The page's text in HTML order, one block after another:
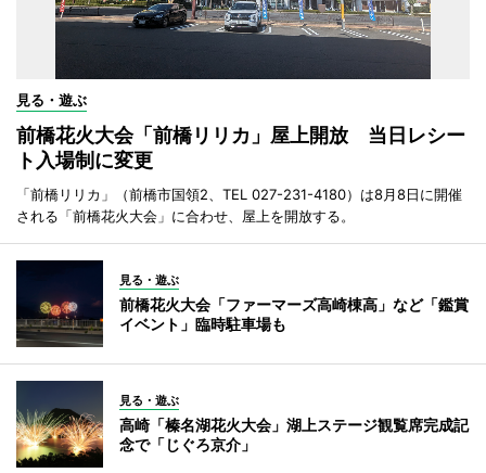
見る・遊ぶ
前橋花火大会「前橋リリカ」屋上開放 当日レシー
ト入場制に変更
「前橋リリカ」（前橋市国領2、TEL 027-231-4180）は8月8日に開催
される「前橋花火大会」に合わせ、屋上を開放する。
見る・遊ぶ
前橋花火大会「ファーマーズ高崎棟高」など「鑑賞
イベント」臨時駐車場も
見る・遊ぶ
高崎「榛名湖花火大会」湖上ステージ観覧席完成記
念で「じぐろ京介」